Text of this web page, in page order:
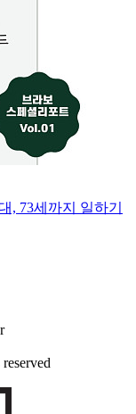
, 73세까지 일하기